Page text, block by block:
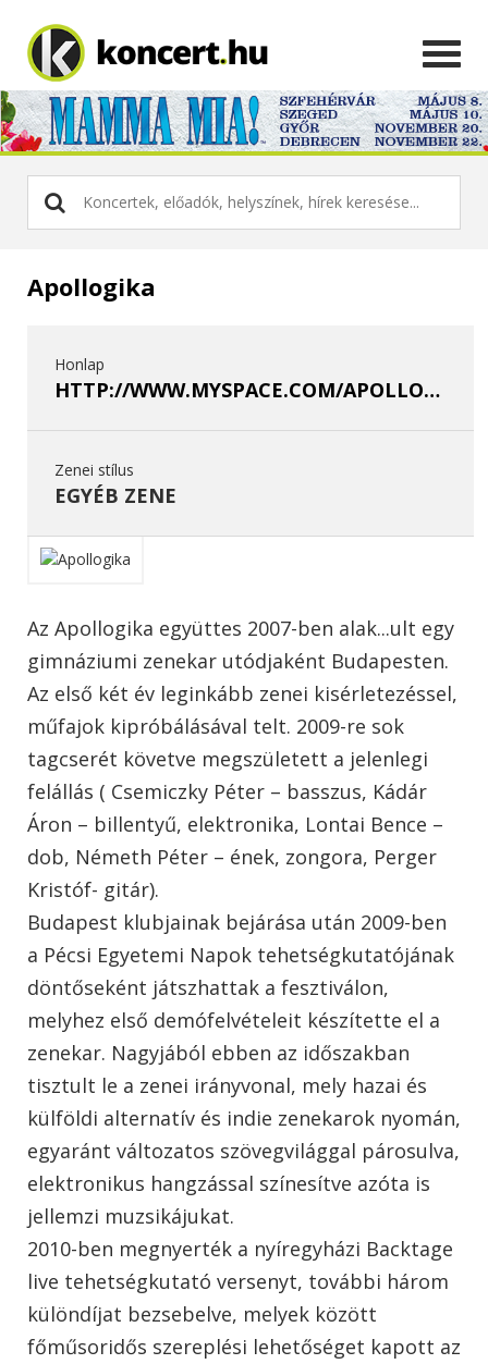
Apollogika
Honlap
HTTP://WWW.MYSPACE.COM/APOLLOGIKA
Zenei stílus
EGYÉB ZENE
Az Apollogika együttes 2007-ben alak...ult egy
gimnáziumi zenekar utódjaként Budapesten.
Az első két év leginkább zenei kisérletezéssel,
műfajok kipróbálásával telt. 2009-re sok
tagcserét követve megszületett a jelenlegi
felállás ( Csemiczky Péter – basszus, Kádár
Áron – billentyű, elektronika, Lontai Bence –
dob, Németh Péter – ének, zongora, Perger
Kristóf- gitár).
Budapest klubjainak bejárása után 2009-ben
a Pécsi Egyetemi Napok tehetségkutatójának
döntőseként játszhattak a fesztiválon,
melyhez első demófelvételeit készítette el a
zenekar. Nagyjából ebben az időszakban
tisztult le a zenei irányvonal, mely hazai és
külföldi alternatív és indie zenekarok nyomán,
egyaránt változatos szövegvilággal párosulva,
elektronikus hangzással színesítve azóta is
jellemzi muzsikájukat.
2010-ben megnyerték a nyíregyházi Backtage
live tehetségkutató versenyt, további három
különdíjat bezsebelve, melyek között
főműsoridős szereplési lehetőséget kapott az